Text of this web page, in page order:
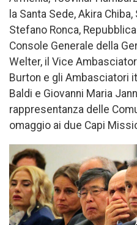
la Santa Sede, Akira
Stefano Ronca,
Console Generale della
Welter, il Vice
Burton e gli Ambasciatori
Baldi e Giovanni Maria
rappresentanza delle
omaggio ai due Capi